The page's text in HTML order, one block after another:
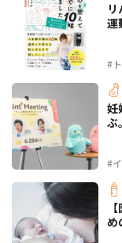
#
運
#
妊
ぶ
め